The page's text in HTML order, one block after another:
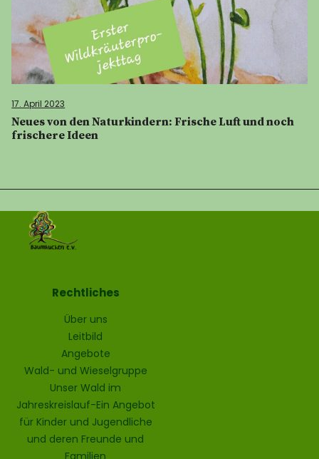
17. April 2023
Neues von den Naturkindern: Frische Luft und noch
frischere Ideen
Rechtliches
Über uns
Leitbild
Angebote
Wald- und Wieselgruppe
Unser Wald im
Jahreskreislauf-Ein Angebot
für Kinder und Jugendliche
und deren Freunde und
Familien